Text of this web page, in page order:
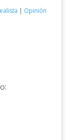
| Opinión